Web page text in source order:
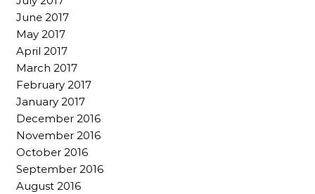
June 2017
May 2017
April 2017
March 2017
February 2017
January 2017
December 2016
November 2016
October 2016
September 2016
August 2016